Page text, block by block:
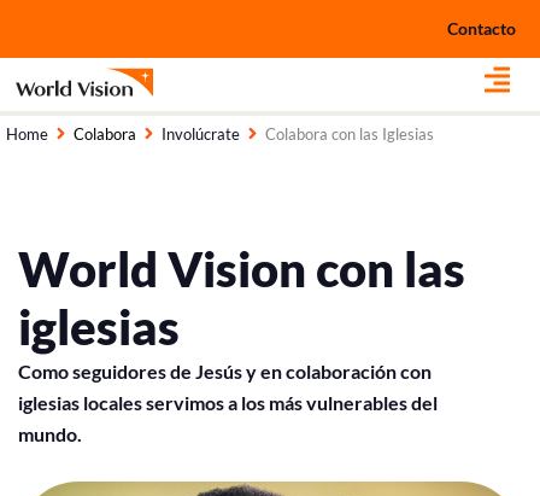
Contacto
Home Colabora Involúcrate Colabora con las Iglesias
World Vision con las
iglesias
Como seguidores de Jesúsy en colaboracióncon
iglesias localesservimos a los más vulnerables del
mundo.